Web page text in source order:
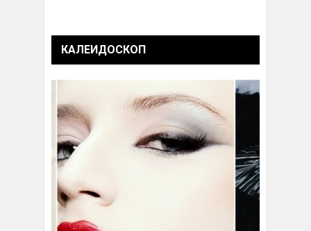
КАЛЕИДОСКОП